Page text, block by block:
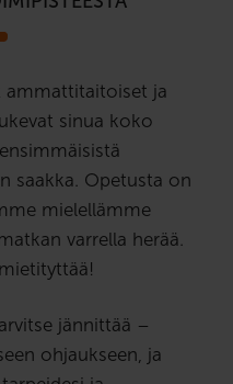
ammattitaitoiset ja
sinua koko
saakka. Opetusta on
mielellämme
varrella herää.
jännittää –
ohjaukseen, ja